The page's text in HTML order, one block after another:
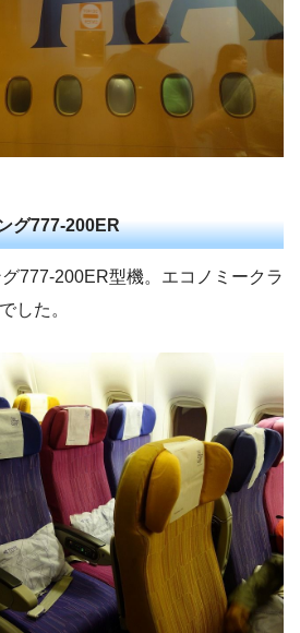
グ777-200ER
777-200ER型機。エコノミークラ
した。